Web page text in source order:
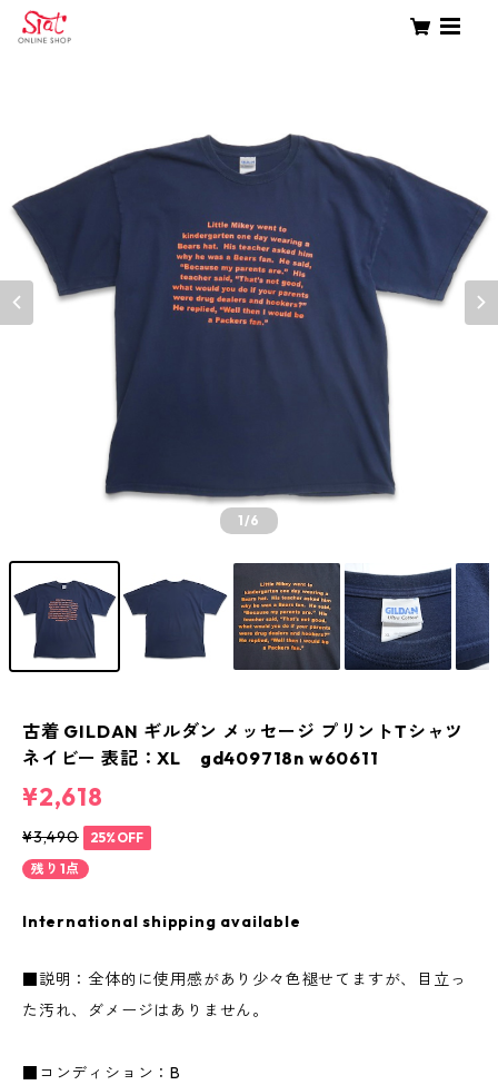
1/6
古着 GILDAN ギルダン メッセージ プリントTシャツ
ネイビー 表記：XL gd409718n w60611
¥2,618
¥3,490
25%OFF
残り1点
International shipping available
■説明：全体的に使用感があり少々色褪せてますが、目立っ
た汚れ、ダメージはありません。
■コンディション：B